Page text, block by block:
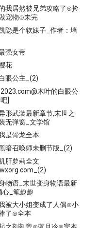
我居然被兄弟攻略了⊙捡
宠物⊙未完
隐是个软妹子_作者：墙
强女帝
花
眼公主_(2)
木叶的白眼公
]
形武装最新章节,末世之
无弹窗_文学馆
是骨龙全本
暗召唤师未删节版_(2)
肝萝莉全文
物语_末世变身物语最新
心_笔趣趣
被大小姐变成了人偶⊙小
了⊙全本